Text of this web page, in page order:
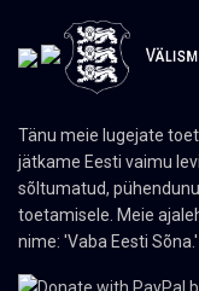
Tänu meie lugejate
jätkame Eesti vaimu
sõltumatud,
toetamisele. Meie
nime: 'Vaba Eesti Sõna.'